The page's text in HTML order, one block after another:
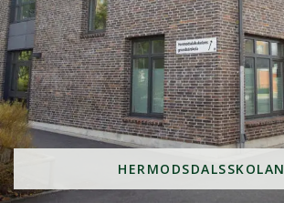
HERMODSDALSSKOLAN